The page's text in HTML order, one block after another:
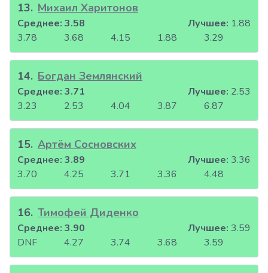
13. Михаил Харитонов
3.78 3.68 4.15 1.88 3.29
Среднее: 3.58 Лучшее: 1.88
14. Богдан Землянский
3.23 2.53 4.04 3.87 6.87
Среднее: 3.71 Лучшее: 2.53
15. Артём Сосновских
3.70 4.25 3.71 3.36 4.48
Среднее: 3.89 Лучшее: 3.36
16. Тимофей Диденко
DNF 4.27 3.74 3.68 3.59
Среднее: 3.90 Лучшее: 3.59